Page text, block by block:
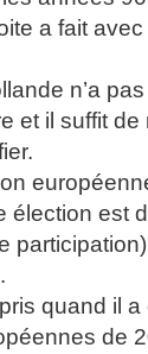
a fait
n’a
et il suffit de
élection est
quand il a
de